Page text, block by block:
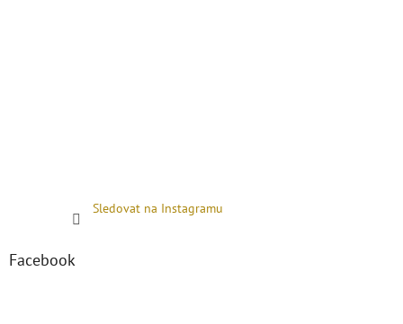
Sledovat na Instagramu
Facebook